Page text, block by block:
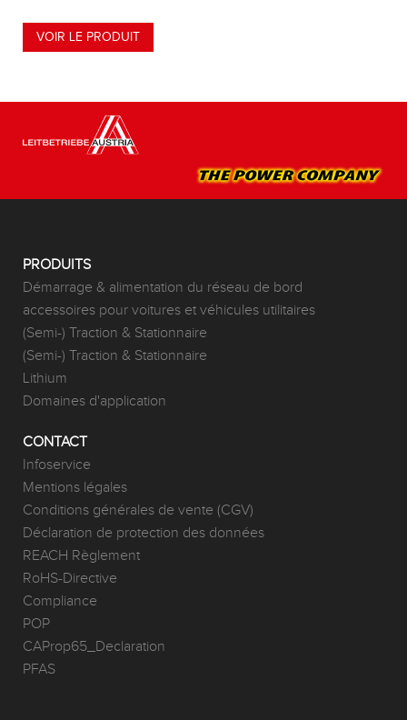
VOIR LE PRODUIT
PRODUITS
Démarrage & alimentation du réseau de bord
accessoires pour voitures et véhicules utilitaires
(Semi-) Traction & Stationnaire
(Semi-) Traction & Stationnaire
Lithium
Domaines d'application
CONTACT
Infoservice
Mentions légales
Conditions générales de vente (CGV)
Déclaration de protection des données
REACH Règlement
RoHS-Directive
Compliance
POP
CAProp65_Declaration
PFAS